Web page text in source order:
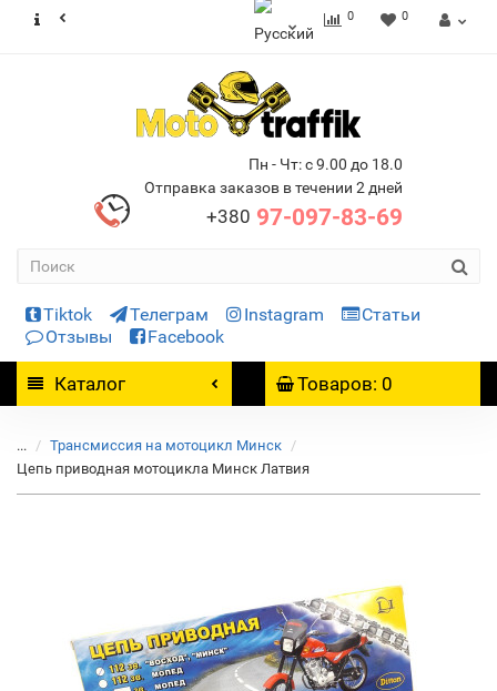
0 0
Пн - Чт: с 9.00 до 18.0
Отправка заказов в течении 2 дней
+380 97-097-83-69
Tiktok Телеграм Instagram
Статьи
Отзывы
Facebook
Каталог Товаров: 0
...
Трансмиссия на мотоцикл Минск
Цепь приводная мотоцикла Минск Латвия